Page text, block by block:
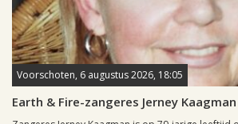
Voorschoten, 6 augustus 2026, 18:05
Earth & Fire-zangeres Jerney